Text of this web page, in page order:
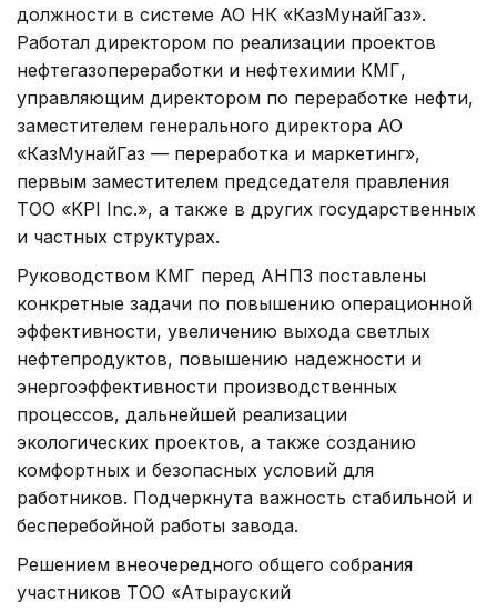
должности в системе АО НК «КазМунайГаз».
Работал директором по реализации проектов
нефтегазопереработки и нефтехимии КМГ,
управляющим директором по переработке нефти,
заместителем генерального директора АО
«КазМунайГаз — переработка и маркетинг»,
первым заместителем председателя правления
ТОО «KPI Inc.», а также в других государственных
и частных структурах.
Руководством КМГ перед АНПЗ поставлены
конкретные задачи по повышению операционной
эффективности, увеличению выхода светлых
нефтепродуктов, повышению надежности и
энергоэффективности производственных
процессов, дальнейшей реализации
экологических проектов, а также созданию
комфортных и безопасных условий для
работников. Подчеркнута важность стабильной и
бесперебойной работы завода.
Решением внеочередного общего собрания
участников ТОО «Атырауский